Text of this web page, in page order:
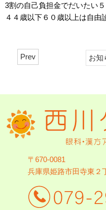
3割の自己負担金でだいたい
４４歳以下６０歳以上は自由
Prev お知
〒670-0081
兵庫県姫路市田寺東２